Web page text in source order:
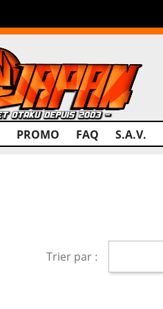
PROMO FAQ S.A.V.
Trier par :